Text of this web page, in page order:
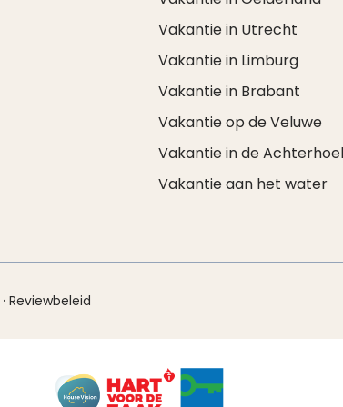
Vakantie in Utrecht
Vakantie in Limburg
Vakantie in Brabant
Vakantie op de Veluwe
Vakantie in de
Vakantie aan het water
· Reviewbeleid